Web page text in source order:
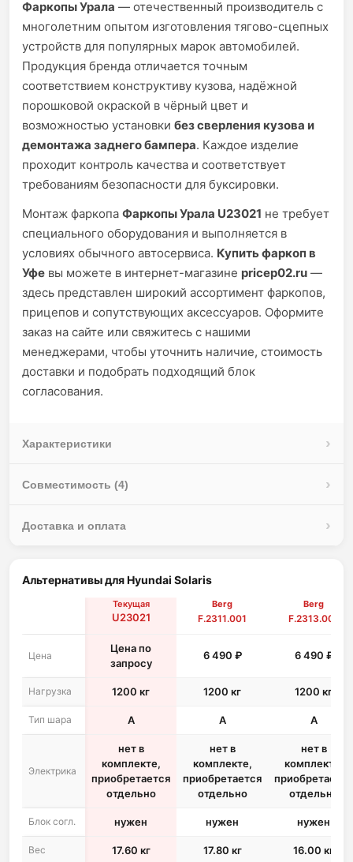
Фаркопы Урала — отечественный производитель с
многолетним опытом изготовления тягово-сцепных
устройств для популярных марок автомобилей.
Продукция бренда отличается точным
соответствием конструктиву кузова, надёжной
порошковой окраской в чёрный цвет и
возможностью установки без сверления кузова и
демонтажа заднего бампера. Каждое изделие
проходит контроль качества и соответствует
требованиям безопасности для буксировки.
Монтаж фаркопа Фаркопы Урала U23021 не требует
специального оборудования и выполняется в
условиях обычного автосервиса. Купить фаркоп в
Уфе вы можете в интернет-магазине pricep02.ru —
здесь представлен широкий ассортимент фаркопов,
прицепов и сопутствующих аксессуаров. Оформите
заказ на сайте или свяжитесь с нашими
менеджерами, чтобы уточнить наличие, стоимость
доставки и подобрать подходящий блок
согласования.
Характеристики
Совместимость (4)
Доставка и оплата
Альтернативы для Hyundai Solaris
Текущая
U23021
Berg
F.2311.001
Berg
F.2313.001
Цена
Цена по
запросу
6 490 ₽ 6 490 ₽
Нагрузка 1200 кг 1200 кг 1200 кг
Тип шара A A A
Электрика
нет в
комплекте,
приобретается
отдельно
нет в
комплекте,
приобретается
отдельно
нет в
комплекте,
приобретается
отдельно
Блок согл. нужен нужен нужен
Вес 17.60 кг 17.80 кг 16.00 кг